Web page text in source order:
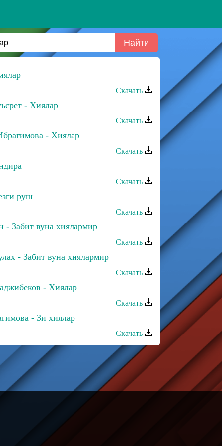
Скачать
- Хиялар
Скачать
- Хиялар
Скачать
Скачать
руш
Скачать
- Забит вуна хиялармир
Скачать
- Забит вуна хиялармир
Скачать
- Хиялар
Скачать
- Зи хиялар
Скачать